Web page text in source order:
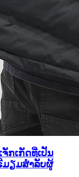
ຈັກເກັດທີ່ເປັນ
ມຽມສຳລັບຜູ້